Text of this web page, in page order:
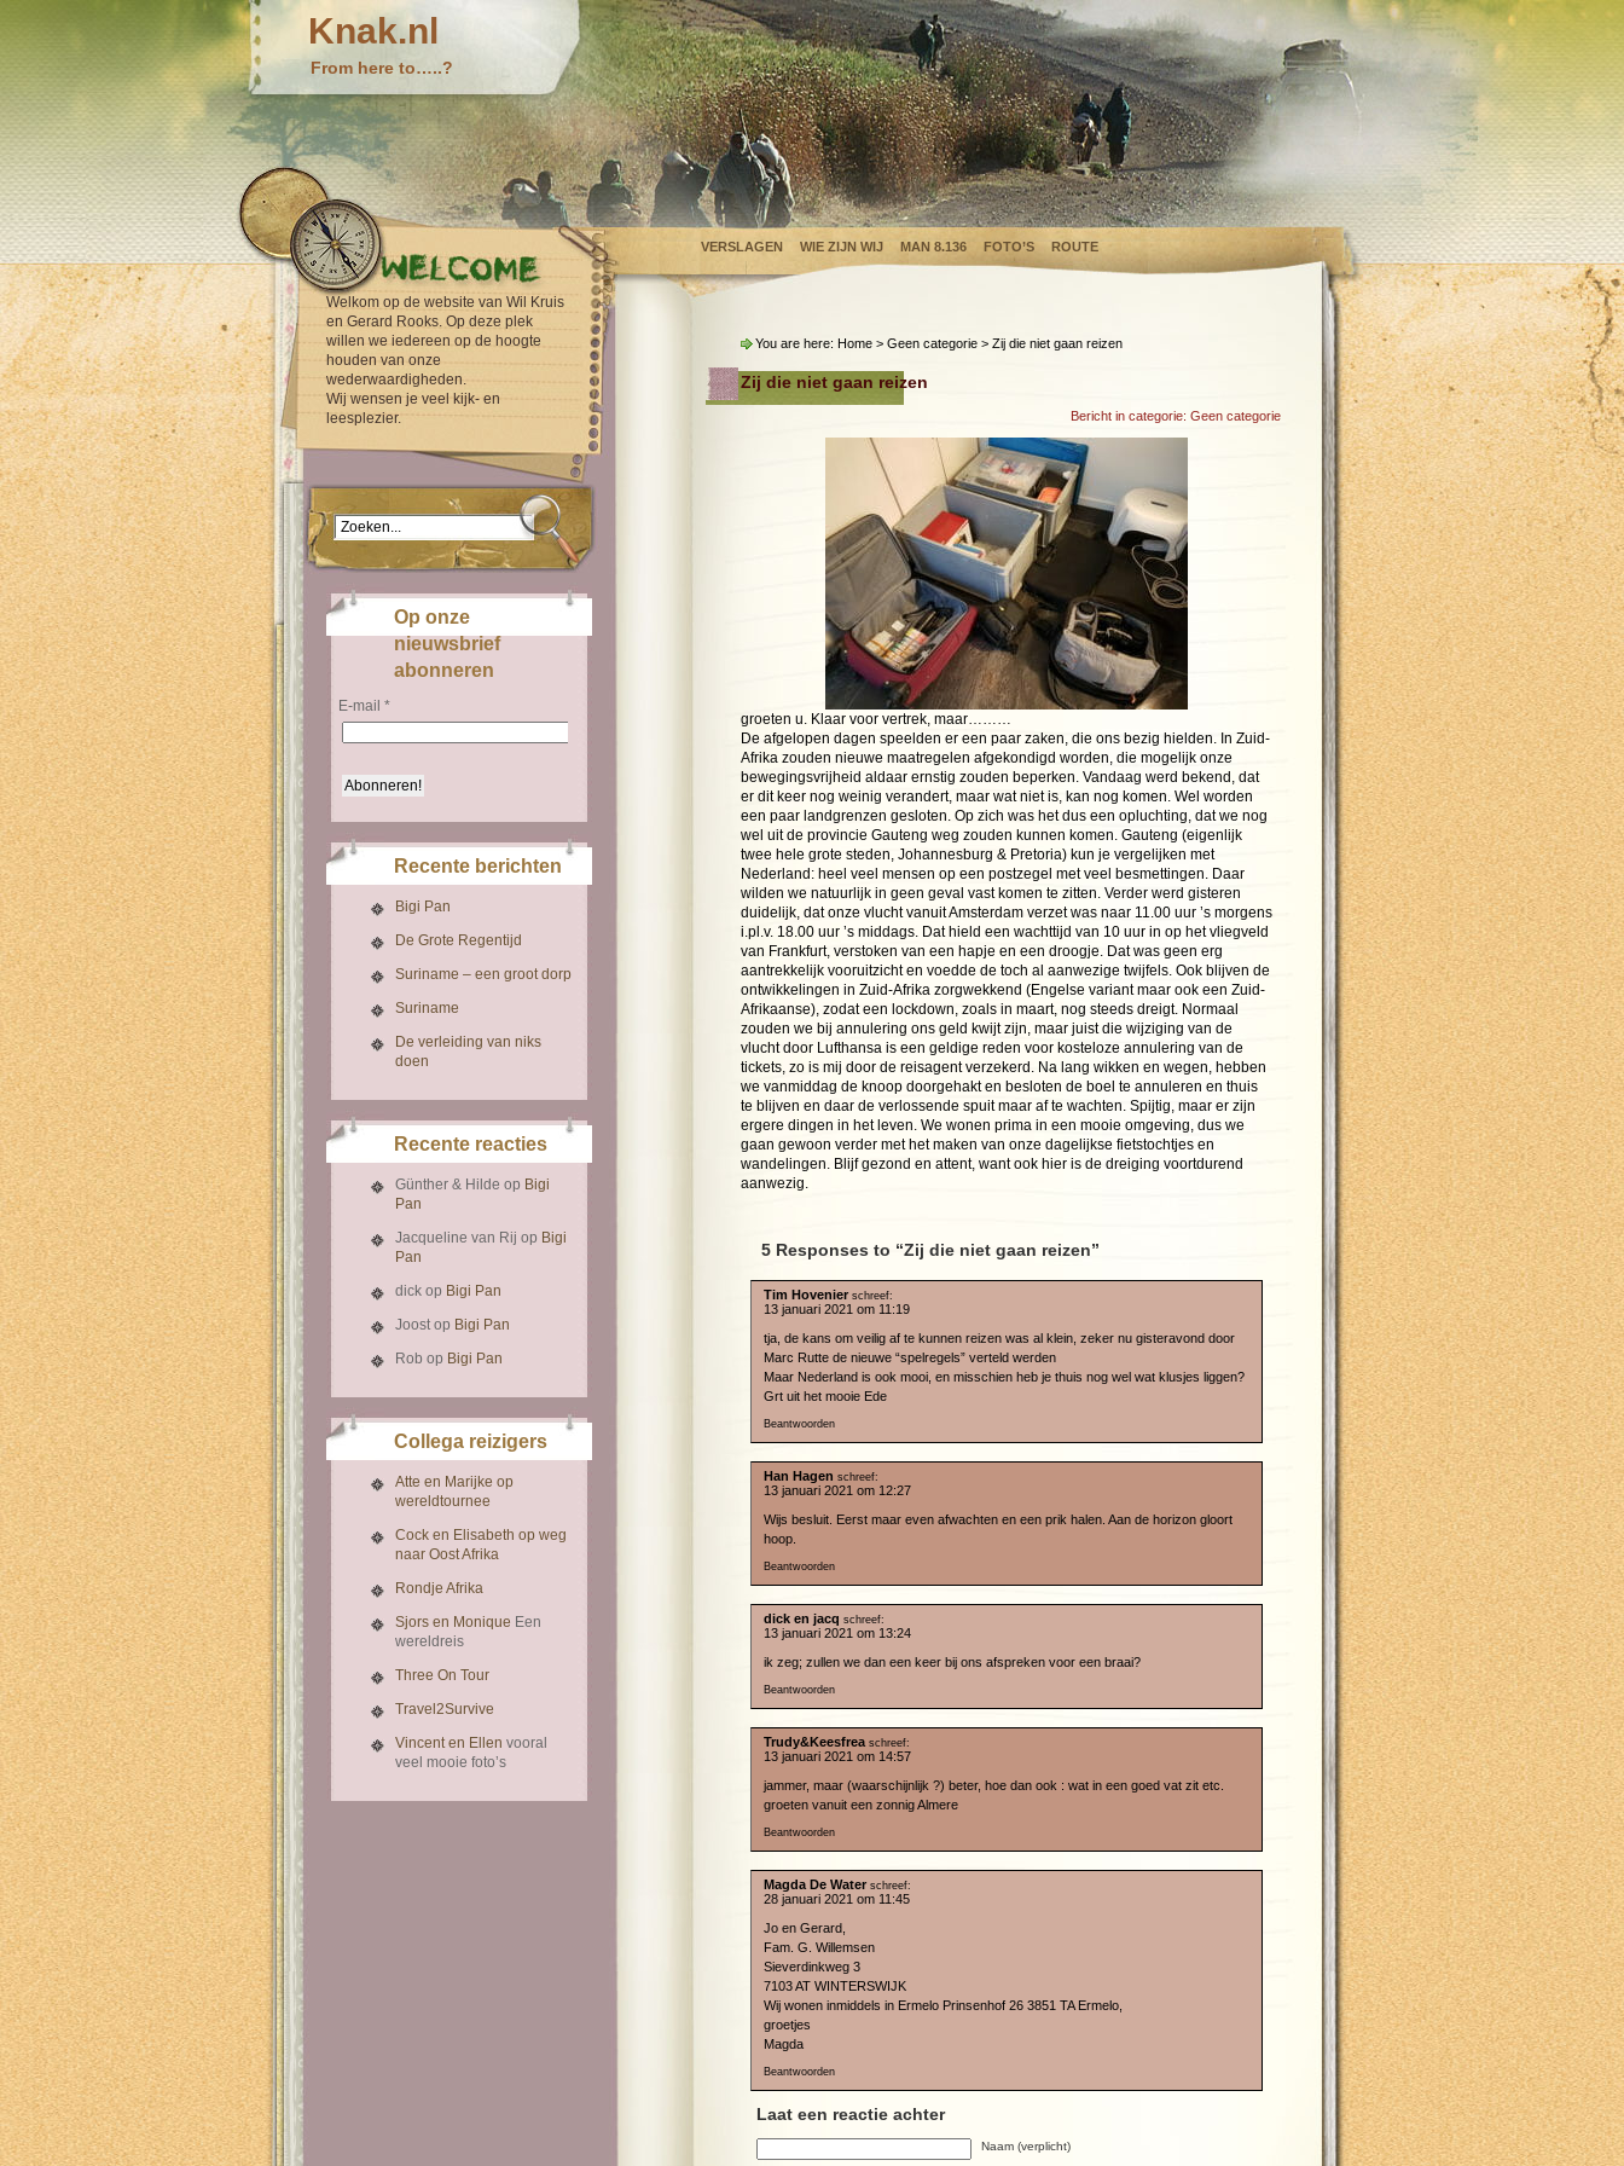
Knak.nl
From here to…..?
VERSLAGEN WIE ZIJN WIJ MAN 8.136 FOTO’S ROUTE
Welkom op de website van Wil Kruis
en Gerard Rooks. Op deze plek
willen we iedereen op de hoogte
houden van onze
wederwaardigheden.
Wij wensen je veel kijk- en
leesplezier.
Op onze
nieuwsbrief
abonneren
E-mail *
Recente berichten
Bigi Pan
De Grote Regentijd
Suriname – een groot dorp
Suriname
De verleiding van niks
doen
Recente reacties
Günther & Hilde op Bigi
Pan
Jacqueline van Rij op Bigi
Pan
dick op Bigi Pan
Joostop Bigi Pan
Rob op Bigi Pan
Collega reizigers
Atte en Marijke op
wereldtournee
Cock en Elisabeth op weg
naar Oost Afrika
Rondje Afrika
Sjors en Monique Een
wereldreis
Three On Tour
Travel2Survive
Vincent en Ellen vooral
veel mooie foto’s
You are here: Home > Geen categorie > Zij die niet gaan reizen
Zij die niet gaan reizen
Bericht in categorie: Geen categorie
groeten u. Klaar voor vertrek, maar………
De afgelopen dagen speelden er een paar zaken, die ons bezig hielden. In Zuid-
Afrika zouden nieuwe maatregelen afgekondigd worden, die mogelijk onze
bewegingsvrijheid aldaar ernstig zouden beperken. Vandaag werd bekend, dat
er dit keer nog weinig verandert, maar wat niet is, kan nog komen. Wel worden
een paar landgrenzen gesloten. Op zich was het dus een opluchting, dat we nog
wel uit de provincie Gauteng weg zouden kunnen komen. Gauteng (eigenlijk
twee hele grote steden, Johannesburg & Pretoria) kun je vergelijken met
Nederland: heel veel mensen op een postzegel met veel besmettingen. Daar
wilden we natuurlijk in geen geval vast komen te zitten. Verder werd gisteren
duidelijk, dat onze vlucht vanuit Amsterdam verzet was naar 11.00 uur ’s morgens
i.pl.v. 18.00 uur ’s middags. Dat hield een wachttijd van 10 uur in op het vliegveld
van Frankfurt, verstoken van een hapje en een droogje. Dat was geen erg
aantrekkelijk vooruitzicht en voedde de toch al aanwezige twijfels. Ook blijven de
ontwikkelingen in Zuid-Afrika zorgwekkend (Engelse variant maar ook een Zuid-
Afrikaanse), zodat een lockdown, zoals in maart, nog steeds dreigt. Normaal
zouden we bij annulering ons geld kwijt zijn, maar juist die wijziging van de
vlucht door Lufthansa is een geldige reden voor kosteloze annulering van de
tickets, zo is mij door de reisagent verzekerd. Na lang wikken en wegen, hebben
we vanmiddag de knoop doorgehakt en besloten de boel te annuleren en thuis
te blijven en daar de verlossende spuit maar af te wachten. Spijtig, maar er zijn
ergere dingen in het leven. We wonen prima in een mooie omgeving, dus we
gaan gewoon verder met het maken van onze dagelijkse fietstochtjes en
wandelingen. Blijf gezond en attent, want ook hier is de dreiging voortdurend
aanwezig.
5 Responses to “Zij die niet gaan reizen”
Tim Hovenier schreef:
13 januari 2021 om 11:19
tja, de kans om veilig af te kunnen reizen was al klein, zeker nu gisteravond door
Marc Rutte de nieuwe “spelregels” verteld werden
Maar Nederland is ook mooi, en misschien heb je thuis nog wel wat klusjes liggen?
Grt uit het mooie Ede
Beantwoorden
Han Hagen schreef:
13 januari 2021 om 12:27
Wijs besluit. Eerst maar even afwachten en een prik halen. Aan de horizon gloort
hoop.
Beantwoorden
dick en jacq schreef:
13 januari 2021 om 13:24
ik zeg; zullen we dan een keer bij ons afspreken voor een braai?
Beantwoorden
Trudy&Keesfrea schreef:
13 januari 2021 om 14:57
jammer, maar (waarschijnlijk ?) beter, hoe dan ook : wat in een goed vat zit etc.
groeten vanuit een zonnig Almere
Beantwoorden
Magda De Water schreef:
28 januari 2021 om 11:45
Jo en Gerard,
Fam. G. Willemsen
Sieverdinkweg 3
7103 AT WINTERSWIJK
Wij wonen inmiddels in Ermelo Prinsenhof 26 3851 TA Ermelo,
groetjes
Magda
Beantwoorden
Laat een reactie achter
Naam (verplicht)